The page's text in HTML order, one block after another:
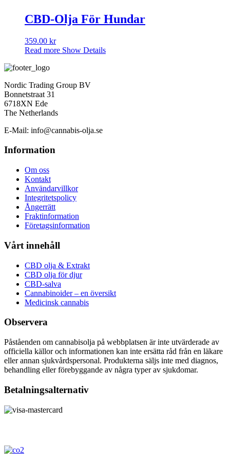
CBD-Olja För Hundar
359.00 kr
Read more Show Details
Nordic Trading Group BV
Bonnetstraat 31
6718XN Ede
The Netherlands
E-Mail: info@cannabis-olja.se
Information
Om oss
Kontakt
Användarvillkor
Integritetspolicy
Ångerrätt
Fraktinformation
Företagsinformation
Vårt innehåll
CBD olja & Extrakt
CBD olja för djur
CBD-salva
Cannabinoider – en översikt
Medicinsk cannabis
Observera
Påståenden om cannabisolja på webbplatsen är inte utvärderade av
officiella källor och informationen kan inte ersätta råd från en läkare
eller annan sjukvårdspersonal. Produkterna säljs inte med diagnos,
behandling eller förebyggande av några typer av sjukdomar.
Betalningsalternativ